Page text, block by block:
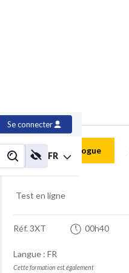
Se connecter
FR
Catalogue
Test en ligne
Réf. 3XT 00h40
Langue : FR
Cette formation est également